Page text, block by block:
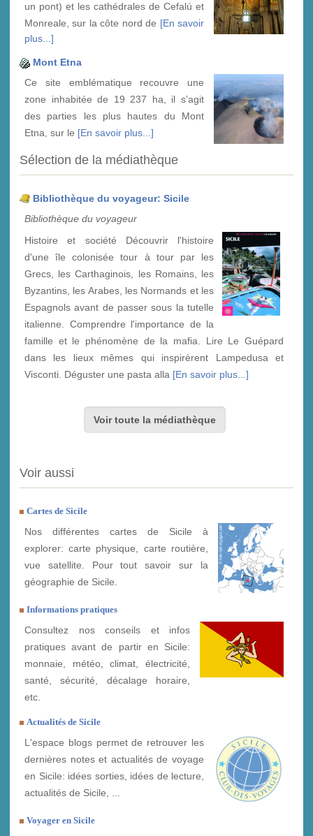
un pont) et les cathédrales de Cefalú et
Monreale, sur la côte nord de [En savoir
plus...]
Mont Etna
Ce site emblématique recouvre une
zone inhabitée de 19 237 ha, il s’agit
des parties les plus hautes du Mont
Etna, sur le [En savoir plus...]
Sélection de la médiathèque
Bibliothèque du voyageur: Sicile
Bibliothèque du voyageur
Histoire et société Découvrir l'histoire
d'une île colonisée tour à tour par les
Grecs, les Carthaginois, les Romains, les
Byzantins, les Arabes, les Normands et les
Espagnols avant de passer sous la tutelle
italienne. Comprendre l'importance de la
famille et le phénomène de la mafia. Lire Le Guépard
dans les lieux mêmes qui inspirèrent Lampedusa et
Visconti. Déguster une pasta alla [En savoir plus...]
Voir toute la médiathèque
Voir aussi
Cartes de Sicile
Nos différentes cartes de Sicile à
explorer: carte physique, carte routière,
vue satellite. Pour tout savoir sur la
géographie de Sicile.
Informations pratiques
Consultez nos conseils et infos
pratiques avant de partir en Sicile:
monnaie, météo, climat, électricité,
santé, sécurité, décalage horaire,
etc.
Actualités de Sicile
L'espace blogs permet de retrouver les
dernières notes et actualités de voyage
en Sicile: idées sorties, idées de lecture,
actualités de Sicile, ...
Voyager en Sicile